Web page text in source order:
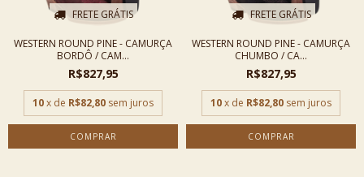
FRETE GRÁTIS
WESTERN ROUND PINE - CAMURÇA
BORDÔ / CAM...
R$827,95
10x de R$82,80 sem juros
COMPRAR
FRETE GRÁTIS
WESTERN ROUND PINE - CAMURÇA
CHUMBO / CA...
R$827,95
10x de R$82,80 sem juros
COMPRAR